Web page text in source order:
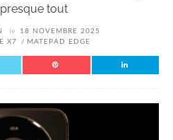
tout
le
18 NOVEMBRE 2025
X7 MATEPAD EDGE